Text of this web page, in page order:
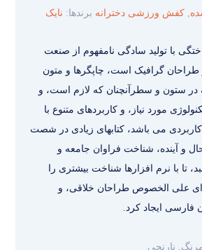
,کفش ورزشی دخترانه برندها:نایک
با تولید سادگی نامفهوم از صنعت
طراحان گرافیک است، چاپگرها و متون
در ستون و سطرآنچنان که لازم است، و
مورد نیاز، و کاربردهای متنوع با
می باشد، کتابهای زیادی در شصت
و آینده، شناخت فراوان جامعه و
تا با نرم افزارها شناخت بیشتری را
ای علی الخصوص طراحان خلاقی، و
فارسی ایجاد کرد.
نارنجی